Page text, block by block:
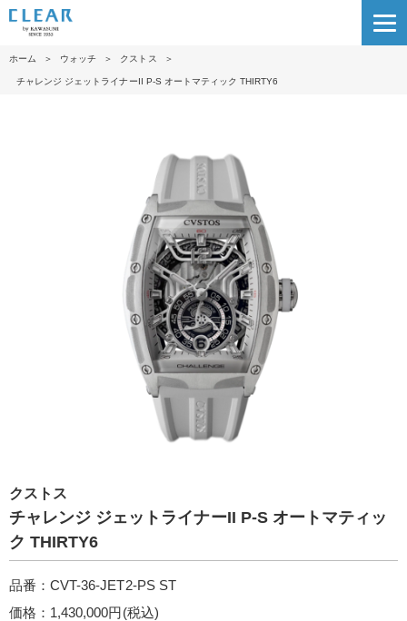
ホーム ＞ ウォッチ ＞ クストス ＞
チャレンジ ジェットライナーII P-S オートマティック THIRTY6
クストス
チャレンジ ジェットライナーII P-S オートマティッ
ク THIRTY6
品番：CVT-36-JET2-PS ST
価格：1,430,000円(税込)